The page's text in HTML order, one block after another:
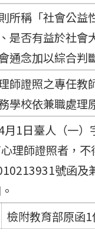
所稱「社會公益
是否有益於社會
通念加以綜合判
師證照之專任教
學校依兼職處理
1日臺人（一
理師證照者，
號函
檢附教育部原函1